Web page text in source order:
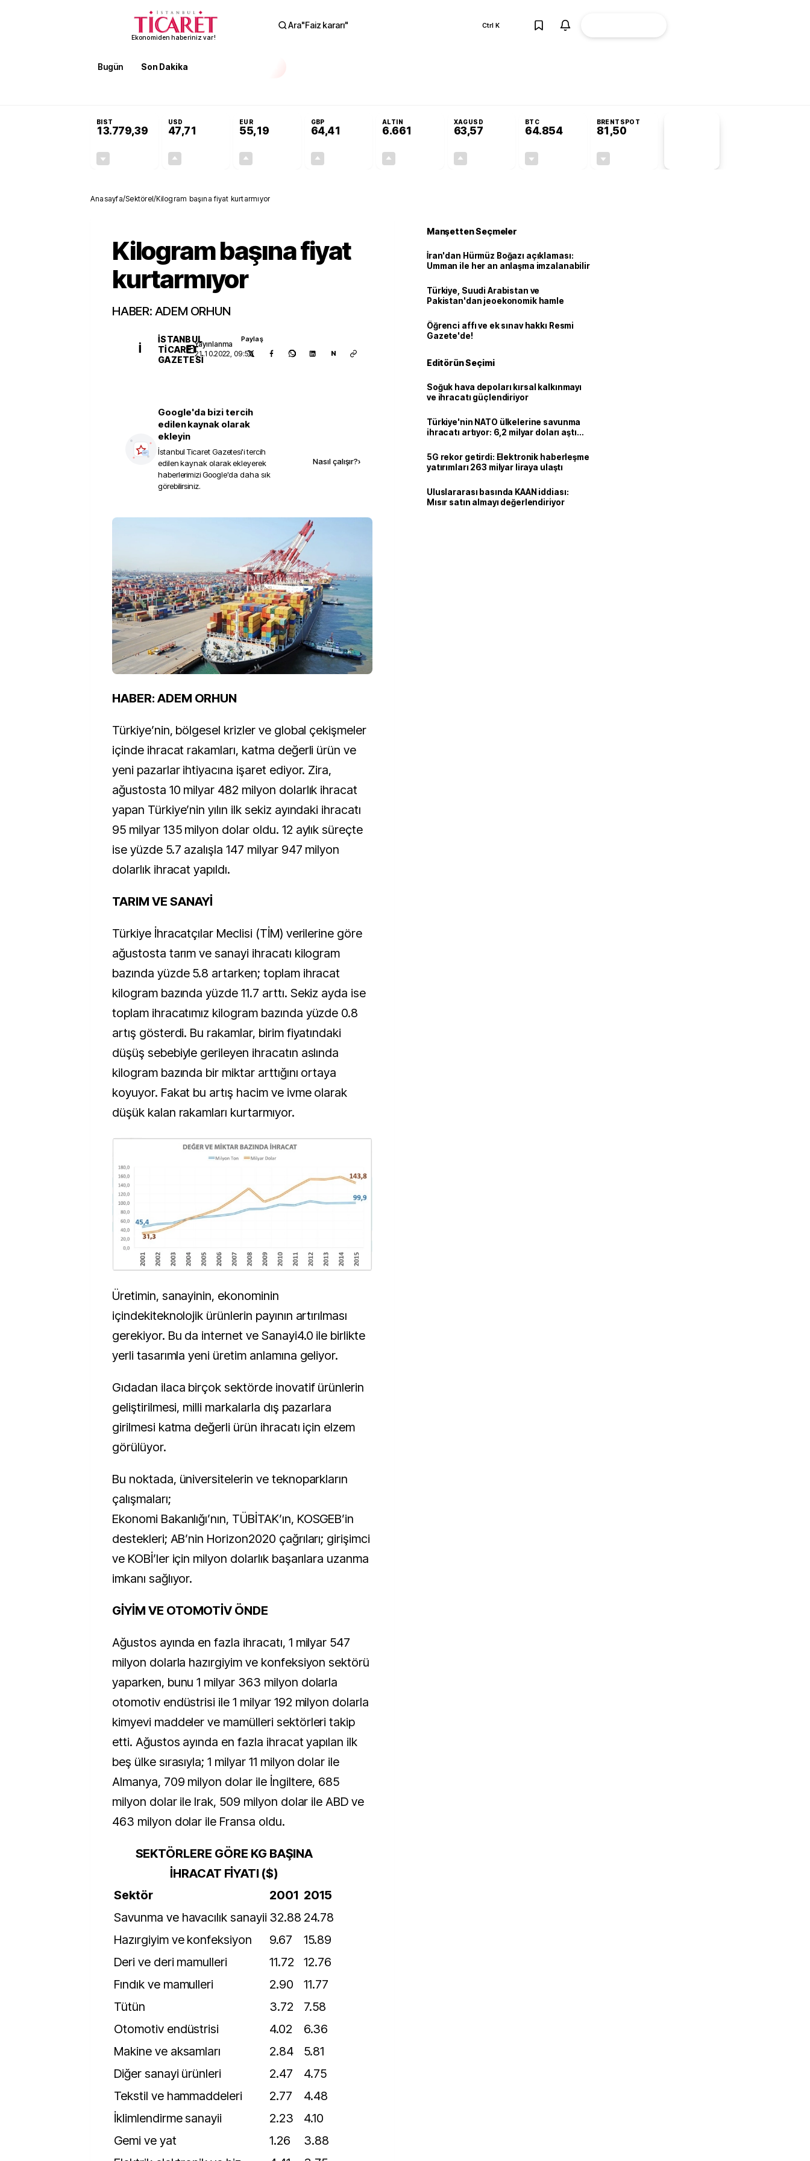
Ekonomiden haberiniz var!
Ara"Faiz kararı" Ctrl K
Bugün Son Dakika
BIST
13.779,39
USD
47,71
EUR
55,19
GBP
64,41
ALTIN
6.661
XAGUSD
63,57
BTC
64.854
BRENTSPOT
81,50
Anasayfa/Sektörel/Kilogram başına fiyat kurtarmıyor
Kilogram başına fiyat
kurtarmıyor
HABER: ADEM ORHUN
İ
İSTANBUL
TICARET
GAZETESI
Yayınlanma
21.10.2022, 09:50
Paylaş
N
Google'da bizi tercih
edilen kaynak olarak
ekleyin
İstanbul Ticaret Gazetesi'i tercih
edilen kaynak olarak ekleyerek
haberlerimizi Google'da daha sık
görebilirsiniz.
Nasıl çalışır?›
HABER: ADEM ORHUN
Türkiye’nin, bölgesel krizler ve global çekişmeler
içinde ihracat rakamları, katma değerli ürün ve
yeni pazarlar ihtiyacına işaret ediyor. Zira,
ağustosta 10 milyar 482 milyon dolarlık ihracat
yapan Türkiye’nin yılın ilk sekiz ayındaki ihracatı
95 milyar 135 milyon dolar oldu. 12 aylık süreçte
ise yüzde 5.7 azalışla 147 milyar 947 milyon
dolarlık ihracat yapıldı.
TARIM VE SANAYİ
Türkiye İhracatçılar Meclisi (TİM) verilerine göre
ağustosta tarım ve sanayi ihracatı kilogram
bazında yüzde 5.8 artarken; toplam ihracat
kilogram bazında yüzde 11.7 arttı. Sekiz ayda ise
toplam ihracatımız kilogram bazında yüzde 0.8
artış gösterdi. Bu rakamlar, birim fiyatındaki
düşüş sebebiyle gerileyen ihracatın aslında
kilogram bazında bir miktar arttığını ortaya
koyuyor. Fakat bu artış hacim ve ivme olarak
düşük kalan rakamları kurtarmıyor.
Üretimin, sanayinin, ekonominin
içindekiteknolojik ürünlerin payının artırılması
gerekiyor. Bu da internet ve Sanayi4.0 ile birlikte
yerli tasarımla yeni üretim anlamına geliyor.
Gıdadan ilaca birçok sektörde inovatif ürünlerin
geliştirilmesi, milli markalarla dış pazarlara
girilmesi katma değerli ürün ihracatı için elzem
görülüyor.
Bu noktada, üniversitelerin ve teknoparkların
çalışmaları;
Ekonomi Bakanlığı’nın, TÜBİTAK’ın, KOSGEB’in
destekleri; AB’nin Horizon2020 çağrıları; girişimci
ve KOBİ’ler için milyon dolarlık başarılara uzanma
imkanı sağlıyor.
GİYİM VE OTOMOTİV ÖNDE
Ağustos ayında en fazla ihracatı, 1 milyar 547
milyon dolarla hazırgiyim ve konfeksiyon sektörü
yaparken, bunu 1 milyar 363 milyon dolarla
otomotiv endüstrisi ile 1 milyar 192 milyon dolarla
kimyevi maddeler ve mamülleri sektörleri takip
etti. Ağustos ayında en fazla ihracat yapılan ilk
beş ülke sırasıyla; 1 milyar 11 milyon dolar ile
Almanya, 709 milyon dolar ile İngiltere, 685
milyon dolar ile Irak, 509 milyon dolar ile ABD ve
463 milyon dolar ile Fransa oldu.
SEKTÖRLERE GÖRE KG BAŞINA
İHRACAT FİYATI ($)
Sektör
2001 2015
Savunma ve havacılık sanayii 32.88 24.78
Hazırgiyim ve konfeksiyon
9.67
15.89
Deri ve deri mamulleri
11.72
12.76
Fındık ve mamulleri
2.90
11.77
Tütün
3.72
7.58
Otomotiv endüstrisi
4.02
6.36
Makine ve aksamları
2.84
5.81
Diğer sanayi ürünleri
2.47
4.75
Tekstil ve hammaddeleri
2.77
4.48
İklimlendirme sanayii
2.23
4.10
Gemi ve yat
1.26
3.88
Manşetten Seçmeler
İran'dan Hürmüz Boğazı açıklaması:
Umman ile her an anlaşma imzalanabilir
Türkiye, Suudi Arabistan ve
Pakistan'dan jeoekonomik hamle
Öğrenci affı ve ek sınav hakkı Resmi
Gazete'de!
Editörün Seçimi
Soğuk hava depoları kırsal kalkınmayı
ve ihracatı güçlendiriyor
Türkiye'nin NATO ülkelerine savunma
ihracatı artıyor: 6,2 milyar doları aştı
5G rekor getirdi: Elektronik haberleşme
yatırımları 263 milyar liraya ulaştı
Uluslararası basında KAAN iddiası:
Mısır satın almayı değerlendiriyor